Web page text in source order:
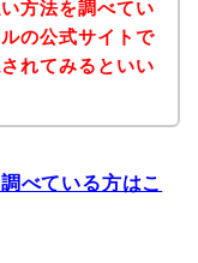
方法を調べてい
の公式サイトで
れてみるといい
べている方はこ